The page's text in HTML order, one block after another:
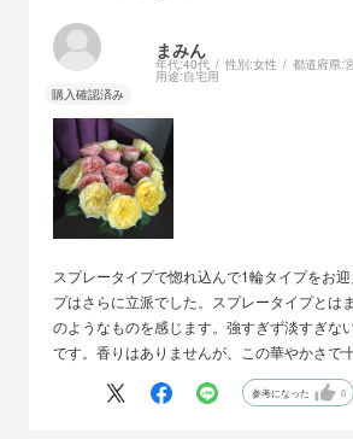
まみん
年代:40代 性別:女性 都道府県:
用途:自宅用
スプレータイプで惚れ込んで1輪タイプをお
プはさらに立派でした。スプレータイプとは
のようなものを感じます。強すぎず淡すぎな
です。香りはありませんが、この華やかさで
参考になった 0